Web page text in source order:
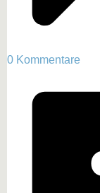
0 Kommentare